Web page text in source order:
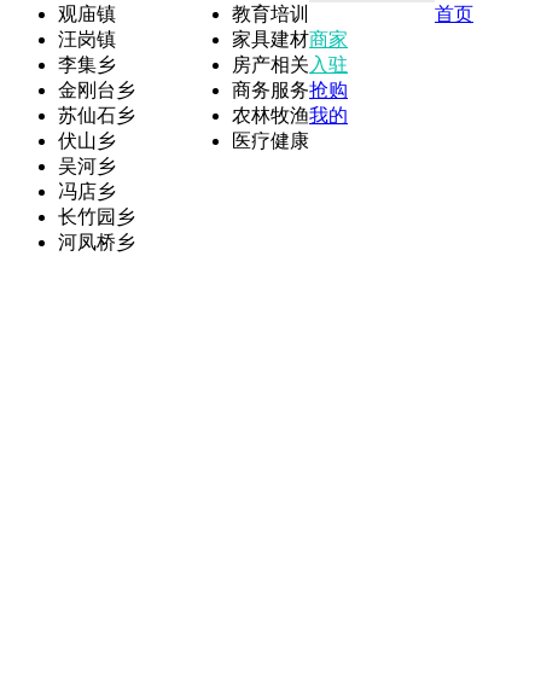
观庙镇
汪岗镇
李集乡
金刚台乡
苏仙石乡
伏山乡
吴河乡
冯店乡
长竹园乡
河凤桥乡
教育培训
家具建材
房产相关
商务服务
农林牧渔
医疗健康
首页
商家
入驻
抢购
我的